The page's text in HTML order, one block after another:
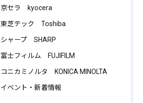
京セラ kyocera
東芝テック Toshiba
シャープ SHARP
富士フィルム FUJIFILM
コニカミノルタ KONICA MINOLTA
イベント・新着情報